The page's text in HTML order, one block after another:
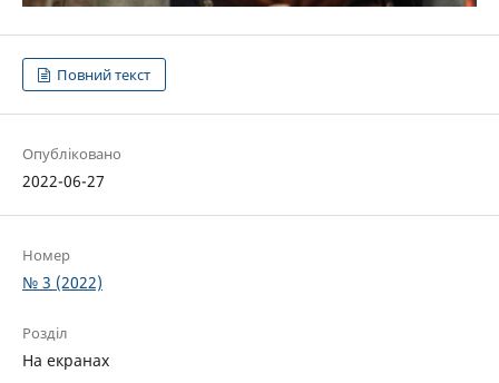
Повний текст
Опубліковано
2022-06-27
Номер
№ 3 (2022)
Розділ
На екранах